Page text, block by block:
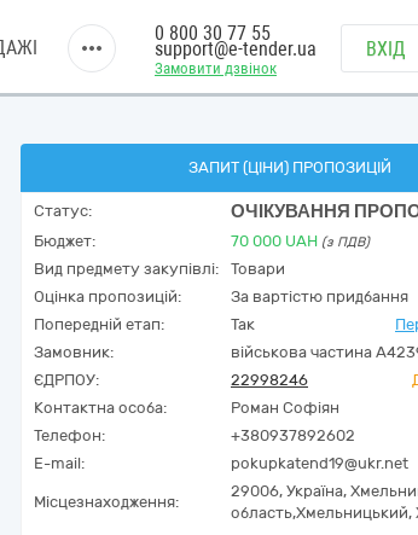
Замовити дзвінок
0 800 30 77 55
support@e-tender.ua ВХІД
ЗАПИТ (ЦІНИ) ПРОПОЗИЦІЙ
Статус: ОЧІКУВАННЯ
Бюджет: 70 000 UAH (з ПДВ)
Вид предмету закупівлі:
Товари
Оцінка пропозицій:
За вартістю придбання
Попередній етап:
Так
Замовник:
військова частина
ЄДРПОУ:
22998246
Контактна особа:
Роман Софіян
Телефон:
+380937892602
E-mail:
pokupkatend19@ukr.net
Місцезнаходження:
29006, Україна,
область,Хмельницький,